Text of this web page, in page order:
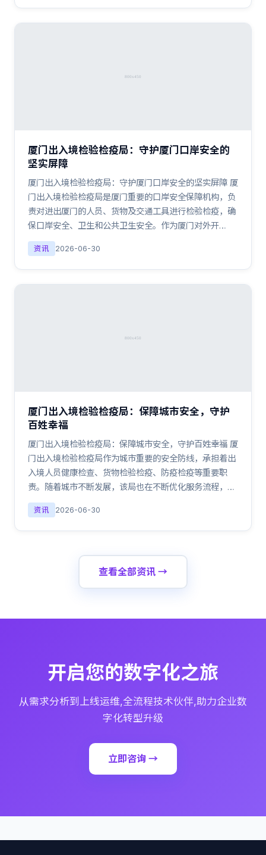
厦门出入境检验检疫局：守护厦门口岸安全的
坚实屏障
厦门出入境检验检疫局：守护厦门口岸安全的坚实屏障 厦
门出入境检验检疫局是厦门重要的口岸安全保障机构，负
责对进出厦门的人员、货物及交通工具进行检验检疫，确
保口岸安全、卫生和公共卫生安全。作为厦门对外开…
资讯 2026-06-30
厦门出入境检验检疫局：保障城市安全，守护
百姓幸福
厦门出入境检验检疫局：保障城市安全，守护百姓幸福 厦
门出入境检验检疫局作为城市重要的安全防线，承担着出
入境人员健康检查、货物检验检疫、防疫检疫等重要职
责。随着城市不断发展，该局也在不断优化服务流程，…
资讯 2026-06-30
查看全部资讯 →
开启您的数字化之旅
从需求分析到上线运维,全流程技术伙伴,助力企业数
字化转型升级
立即咨询 →